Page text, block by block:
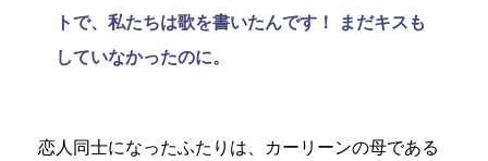
トで、私たちは歌を書いたんです！ まだキスも
していなかったのに。
恋人同士になったふたりは、カーリーンの母である